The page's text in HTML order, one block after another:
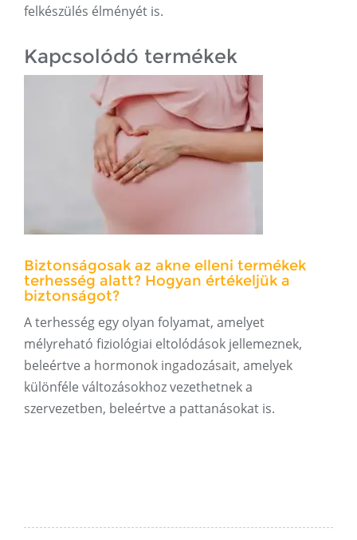
felkészülés élményét is.
Kapcsolódó termékek
Biztonságosak az akne elleni termékek
terhesség alatt? Hogyan értékeljük a
biztonságot?
A terhesség egy olyan folyamat, amelyet
mélyreható fiziológiai eltolódások jellemeznek,
beleértve a hormonok ingadozásait, amelyek
különféle változásokhoz vezethetnek a
szervezetben, beleértve a pattanásokat is.